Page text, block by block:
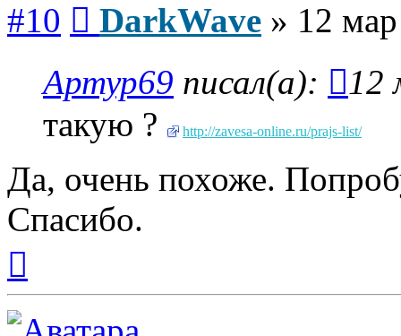
#10 DarkWave » 12
Артур69 писал(а):
12
такую ?
http://zavesa-online.ru/prajs-list/
Да, очень похоже.
Спасибо.
началу